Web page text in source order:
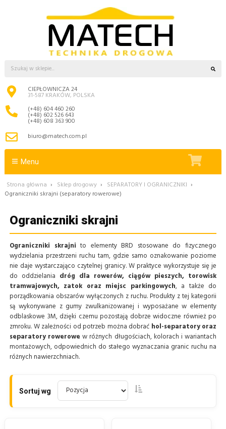
CIEPŁOWNICZA 24
31-587 KRAKÓW, POLSKA
(+48) 604 460 260
(+48) 602 526 643
(+48) 608 363 900
biuro@matech.com.pl
Menu
Strona główna › Sklep drogowy › SEPARATORY I OGRANICZNIKI ›
Ograniczniki skrajni (separatory rowerowe)
Ograniczniki skrajni
Ograniczniki skrajni to elementy BRD stosowane do fizycznego
wydzielania przestrzeni ruchu tam, gdzie samo oznakowanie poziome
nie daje wystarczająco czytelnej granicy. W praktyce wykorzystuje się je
do oddzielania dróg dla rowerów, ciągów pieszych, torowisk
tramwajowych, zatok oraz miejsc parkingowych, a także do
porządkowania obszarów wyłączonych z ruchu. Produkty z tej kategorii
są wykonywane z gumy zwulkanizowanej i wyposażane w elementy
odblaskowe 3M, dzięki czemu pozostają dobrze widoczne również po
zmroku. W zależności od potrzeb można dobrać hol-separatory oraz
separatory rowerowe w różnych długościach, kolorach i wariantach
montażowych, odpowiednich do stałego wyznaczania granic ruchu na
różnych nawierzchniach.
Sortuj wg